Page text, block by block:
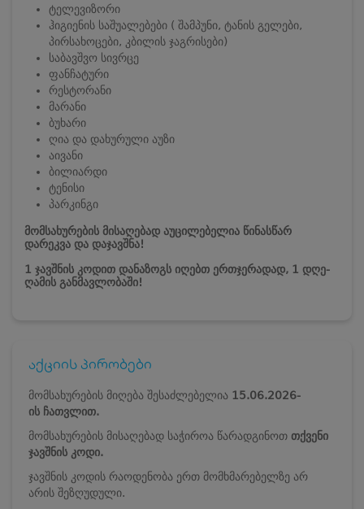
ტელევიზორი
ჰიგიენის საშუალებები ( შამპუნი, ტანის გელები,
პირსახოცები, კბილის ჯაგრისები)
საბავშვო სივრცე
ფანჩატური
რესტორანი
მარანი
ბუხარი
ღია და დახურული აუზი
აივანი
ბილიარდი
ტენისი
პარკინგი
მომსახურების მისაღებად აუცილებელია წინასწარ
დარეკვა და დაჯავშნა!
1 ჯავშნის კოდით დანაზოგს იღებთ ერთჯერადად, 1 დღე-
ღამის განმავლობაში!
აქციის პირობები
მომსახურების მიღება შესაძლებელია 15.06.2026-
ის ჩათვლით.
მომსახურების მისაღებად საჭიროა წარადგინოთ თქვენი
ჯავშნის კოდი.
ჯავშნის კოდის რაოდენობა ერთ მომხმარებელზე არ
არის შეზღუდული.